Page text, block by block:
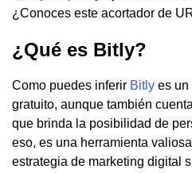
¿Conoces este acortador de
¿Qué es Bitly?
Como puedes inferir Bitly es un
gratuito, aunque también
que brinda la posibilidad de
eso, es una herramienta
estrategia de marketing digital